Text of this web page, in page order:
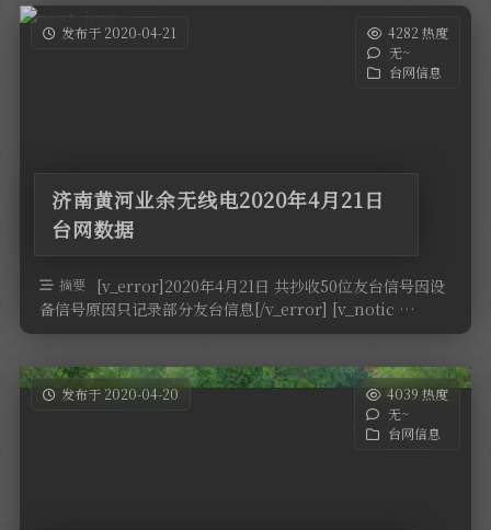
发布于 2020-04-21
4282 热度
无~
台网信息
济南黄河业余无线电2020年4月21日
台网数据
摘要
[v_error]2020年4月21日 共抄收50位友台信号因设
备信号原因只记录部分友台信息[/v_error] [v_notic …
发布于 2020-04-20
4039 热度
无~
台网信息